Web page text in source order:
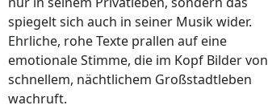
spiegelt sich auch in seiner Musik wider.
Ehrliche, rohe Texte prallen auf eine
emotionale Stimme, die im Kopf Bilder von
schnellem, nächtlichem Großstadtleben
wachruft.